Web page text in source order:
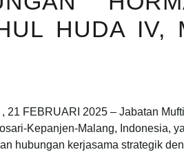
HUDA IV,
, 21 FEBRUARI 2025 – Jabatan
Kepanjen-Malang, Indonesia,
hubungan kerjasama strategik